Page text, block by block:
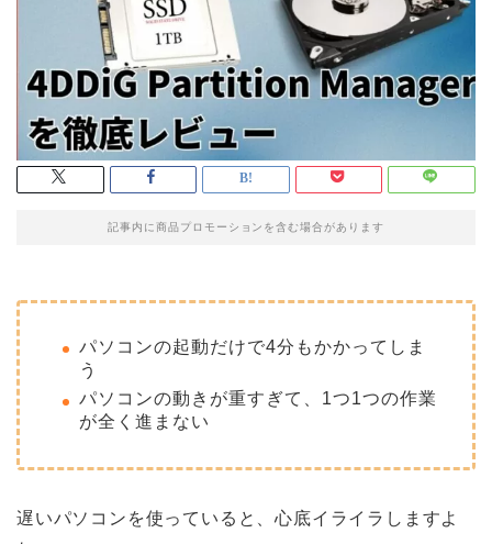
記事内に商品プロモーションを含む場合があります
パソコンの起動だけで4分もかかってしま
う
パソコンの動きが重すぎて、1つ1つの作業
が全く進まない
遅いパソコンを使っていると、心底イライラしますよ